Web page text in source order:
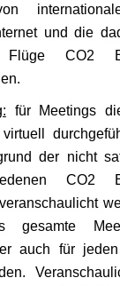
und die
Flüge CO2
für Meetings
der nicht
CO2
gesamte
auch für